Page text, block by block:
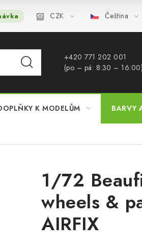
řád Velkoobchod (B2B) FAQ
CZK Čeština
+420 771 202 001​
(po – pá: 8:30 – 16:00)
K MODELŮM BARVY
1/72
wheels &
AIRFIX